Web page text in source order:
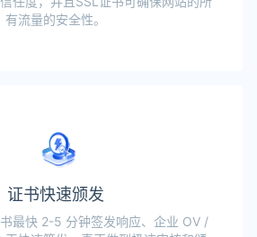
有流量的安全性。
证书快速颁发
最快 2-5 分钟签发响应、企业 OV /